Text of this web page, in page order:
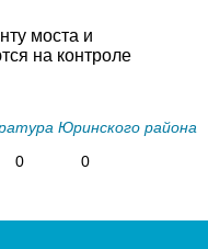
моста и
на контроле
Юринского района
0
0